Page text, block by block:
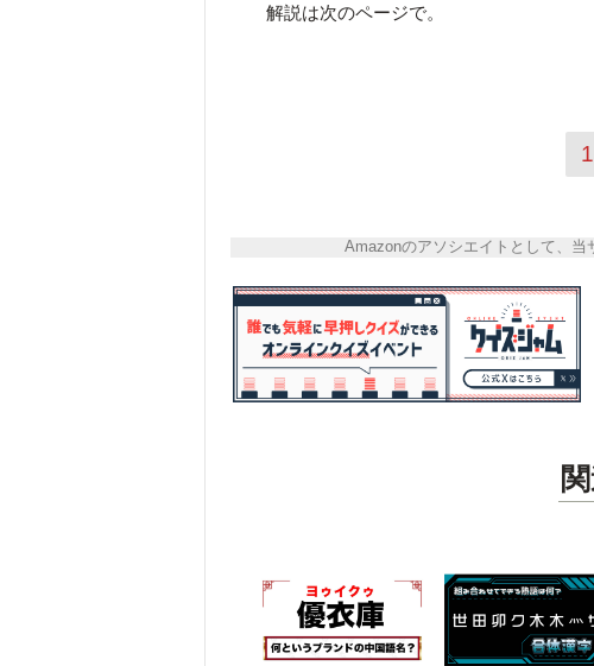
解説は次のページで。
1
Amazonのアソシエイトとして、当